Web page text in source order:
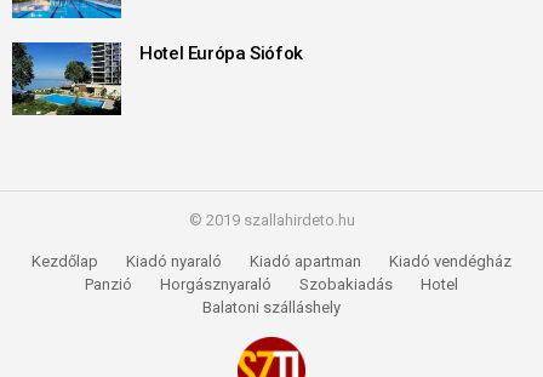
Hotel Európa Siófok
© 2019 szallahirdeto.hu
Kezdőlap Kiadó nyaraló Kiadó apartman
Kiadó vendégház
Panzió
Horgásznyaraló Szobakiadás
Hotel
Balatoni szálláshely